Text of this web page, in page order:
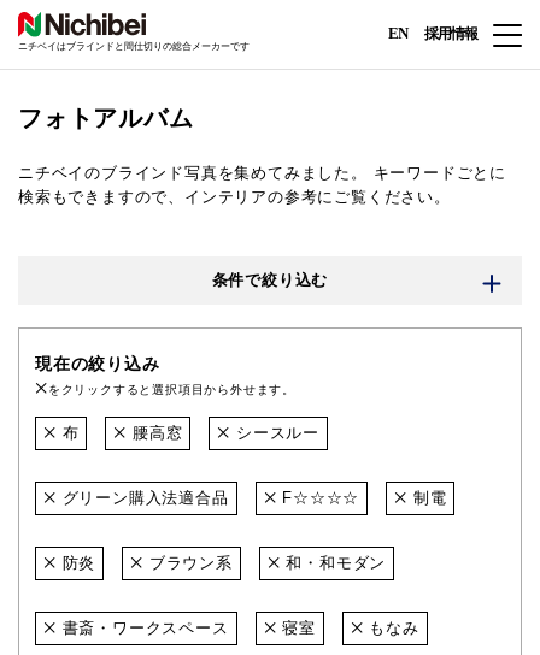
ニチベイはブラインドと間仕切りの総合メーカーです
EN 採用情報
フォトアルバム
ニチベイのブラインド写真を集めてみました。
キーワードごとに
検索もできますので、インテリアの参考にご覧ください。
条件で絞り込む
現在の絞り込み
をクリックすると選択項目から外せます。
布 腰高窓 シースルー
グリーン購入法適合品 F☆☆☆☆ 制電
防炎 ブラウン系 和・和モダン
書斎・ワークスペース 寝室 もなみ